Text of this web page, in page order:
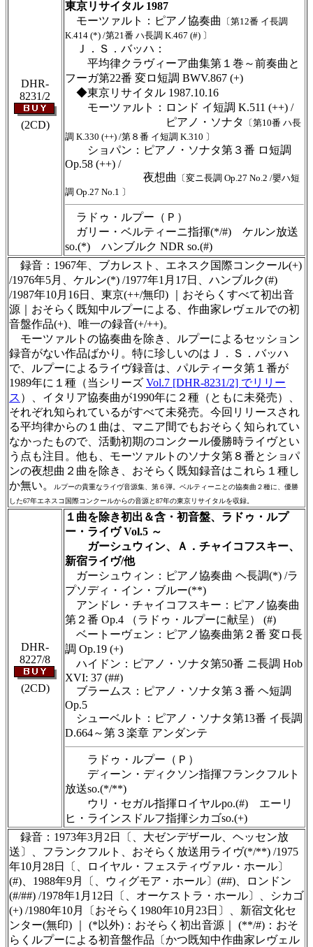
DHR-
8231/2
(2CD)
東京リサイタル 1987
モーツァルト：ピアノ協奏曲
〔第12番 イ長調
K.414 (*) /第21番 ハ長調 K.467 (#) 〕
Ｊ．Ｓ．バッハ：
平均律クラヴィーア曲集第１巻～前奏曲と
フーガ第22番 変ロ短調 BWV.867 (+)
◆東京リサイタル 1987.10.16
モーツァルト：ロンド イ短調 K.511 (++) /
ピアノ・ソナタ
〔第10番 ハ長
調 K.330 (++) /第８番 イ短調 K.310 〕
ショパン：ピアノ・ソナタ第３番 ロ短調
Op.58 (++) /
夜想曲
〔変ニ長調 Op.27 No.2 /嬰ハ短
調 Op.27 No.1 〕
ラドゥ・ルプー（Ｐ）
ガリー・ベルティーニ指揮(*/#) ケルン放送
so.(*) ハンブルク NDR so.(#)
録音：1967年、ブカレスト、エネスク国際コンクール(+)
/1976年5月、ケルン(*) /1977年1月17日、ハンブルク(#)
/1987年10月16日、東京(++/無印) ｜おそらくすべて初出音
源｜おそらく既知中ルプーによる、作曲家レヴェルでの初
音盤作品(+)、唯一の録音(+/++)。
モーツァルトの協奏曲を除き、ルプーによるセッション
録音がない作品ばかり。特に珍しいのはＪ．Ｓ．バッハ
で、ルプーによるライヴ録音は、パルティータ第１番が
1989年に１種（当シリーズ Vol.7 [DHR-8231/2] でリリー
ス ）、イタリア協奏曲が1990年に２種（ともに未発売）、
それぞれ知られているがすべて未発売。今回リリースされ
る平均律からの１曲は、マニア間でもおそらく知られてい
なかったもので、活動初期のコンクール優勝時ライヴとい
う点も注目。他も、モーツァルトのソナタ第８番とショパ
ンの夜想曲２曲を除き、おそらく既知録音はこれら１種し
か無い。
ルプーの貴重なライヴ音源集、第６弾。ベルティーニとの協奏曲２種に、優勝
した67年エネスコ国際コンクールからの音源と87年の東京リサイタルを収録。
DHR-
8227/8
(2CD)
１曲を除き初出＆含・初音盤、ラドゥ・ルプ
ー・ライヴ Vol.5 ～
ガーシュウィン、Ａ．チャイコフスキー、
新宿ライヴ/他
ガーシュウィン：ピアノ協奏曲 ヘ長調(*) /ラ
プソディ・イン・ブルー(**)
アンドレ・チャイコフスキー：ピアノ協奏曲
第２番 Op.4 （ラドゥ・ルプーに献呈） (#)
ベートーヴェン：ピアノ協奏曲第２番 変ロ長
調 Op.19 (+)
ハイドン：ピアノ・ソナタ第50番 ニ長調 Hob
XVI: 37 (##)
ブラームス：ピアノ・ソナタ第３番 ヘ短調
Op.5
シューベルト：ピアノ・ソナタ第13番 イ長調
D.664～第３楽章 アンダンテ
ラドゥ・ルプー（Ｐ）
ディーン・ディクソン指揮フランクフルト
放送so.(*/**)
ウリ・セガル指揮ロイヤルpo.(#) エーリ
ヒ・ラインスドルフ指揮シカゴso.(+)
録音：1973年3月2日〔、大ゼンデザール、ヘッセン放
送〕、フランクフルト、おそらく放送用ライヴ(*/**) /1975
年10月28日〔、ロイヤル・フェスティヴァル・ホール〕
(#)、1988年9月〔、ウィグモア・ホール〕(##)、ロンドン
(#/##) /1978年1月12日〔、オーケストラ・ホール〕、シカゴ
(+) /1980年10月〔おそらく1980年10月23日〕、新宿文化セ
ンター(無印) ｜ (*以外)：おそらく初出音源｜ (**/#)：おそ
らくルプーによる初音盤作品〔かつ既知中作曲家レヴェル